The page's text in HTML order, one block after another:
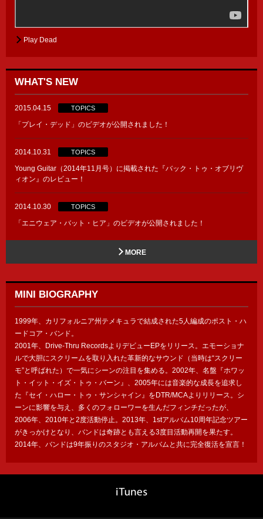
WHAT'S NEW
2015.04.15 TOPICS
「プレイ・デッド」のビデオが公開されました！
2014.10.31 TOPICS
Young Guitar（2014年11月号）に掲載された『バック・トゥ・オブリヴ
ィオン』のレビュー！
2014.10.30 TOPICS
「エニウェア・バット・ヒア」のビデオが公開されました！
MORE
MINI BIOGRAPHY
1999年、カリフォルニア州テメキュラで結成された5人編成のポスト・ハ
ードコア・バンド。
2001年、Drive-Thru RecordsよりデビューEPをリリース。エモーショナ
ルで大胆にスクリームを取り入れた革新的なサウンド（当時は“スクリー
モ”と呼ばれた）で一気にシーンの注目を集める。2002年、名盤『ホワッ
ト・イット・イズ・トゥ・バーン』、2005年には音楽的な成長を追求し
た『セイ・ハロー・トゥ・サンシャイン』をDTR/MCAよりリリース。シ
ーンに影響を与え、多くのフォローワーを生んだフィンチだったが、
2006年、2010年と2度活動停止。2013年、1stアルバム10周年記念ツアー
がきっかけとなり、バンドは奇跡とも言える3度目活動再開を果たす。
2014年、バンドは9年振りのスタジオ・アルバムと共に完全復活を宣言！
Play Dead